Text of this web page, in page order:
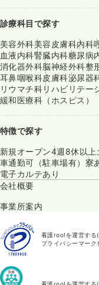
診療科目で探す
美容外科美容皮膚科内科
血液内科腎臓内科糖尿病
消化器外科脳神経外科整
耳鼻咽喉科皮膚科泌尿器
リウマチ科リハビリテー
緩和医療科（ホスピス）
特徴で探す
新規オープン4週8休以上
車通勤可（駐車場有） 寮
電子カルテあり
会社概要
事業所案内
看護roo!を運営する
プライバシーマーク